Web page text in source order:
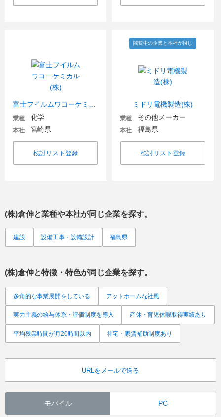
業種 化学
本社 宮崎県
検討リスト登録
ミドリ電機製造(株)
閲覧中の企業と本社が同じ
業種 その他メーカー
本社 福島県
検討リスト登録
(株)倉伸と業種や本社が同じ企業を探す。
建設 設備工事・設備設計 福島県
(株)倉伸と特徴・特色が同じ企業を探す。
多角的な事業展開をしている アットホームな社風
実力主義の給与体系・評価制度を導入 産休・育児休暇取得実績あり
平均残業時間が月20時間以内 社宅・家賃補助制度あり
URLをメールで送る
モバイル PC